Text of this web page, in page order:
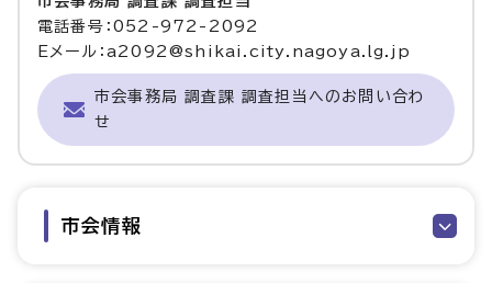
電話番号：052-972-2092
Eメール：a2092@shikai.city.nagoya.lg.jp
市会事務局 調査課 調査担当へのお問い合わ
せ
市会情報